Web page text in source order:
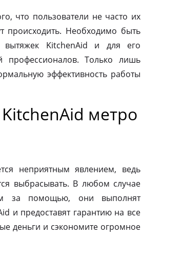
что пользователи не часто их
происходить. Необходимо быть
вытяжек KitchenAid и для его
профессионалов. Только лишь
эффективность работы
метро
неприятным явлением, ведь
выбрасывать. В любом случае
за помощью, они выполнят
и предоставят гарантию на все
деньги и сэкономите огромное